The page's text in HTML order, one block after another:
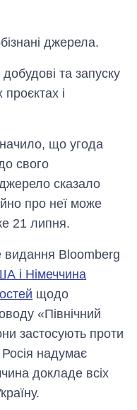
джерела.
та запуску
і
що угода
свого
сказало
про неї може
21 липня.
видання Bloomberg
і Німеччина
щодо
«Північний
застосують проти
надумає
докладе всіх
вирощували в
Україні до і під час
великої війни